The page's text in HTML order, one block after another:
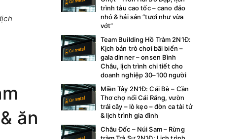
ăn
trình tàu cao tốc – cano đảo
nhỏ & hải sản “tươi như vừa
vớt”
Team Building Hồ Tràm 2N1Đ:
Kịch bản trò chơi bãi biển –
gala dinner – onsen Bình
Châu, lịch trình chi tiết cho
doanh nghiệp 30–100 người
Miền Tây 2N1Đ: Cái Bè – Cần
Thơ chợ nổi Cái Răng, vườn
trái cây – lò kẹo – đờn ca tài tử
& lịch trình gia đình
Châu Đốc – Núi Sam – Rừng